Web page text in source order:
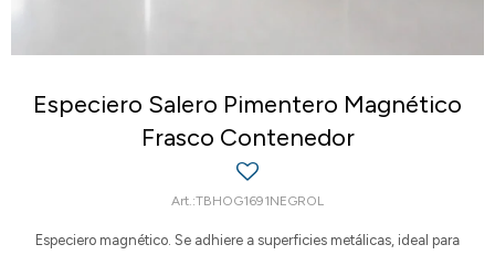
Especiero Salero Pimentero Magnético
Frasco Contenedor
TBHOG1691NEGROL
Especiero magnético. Se adhiere a superficies metálicas, ideal para